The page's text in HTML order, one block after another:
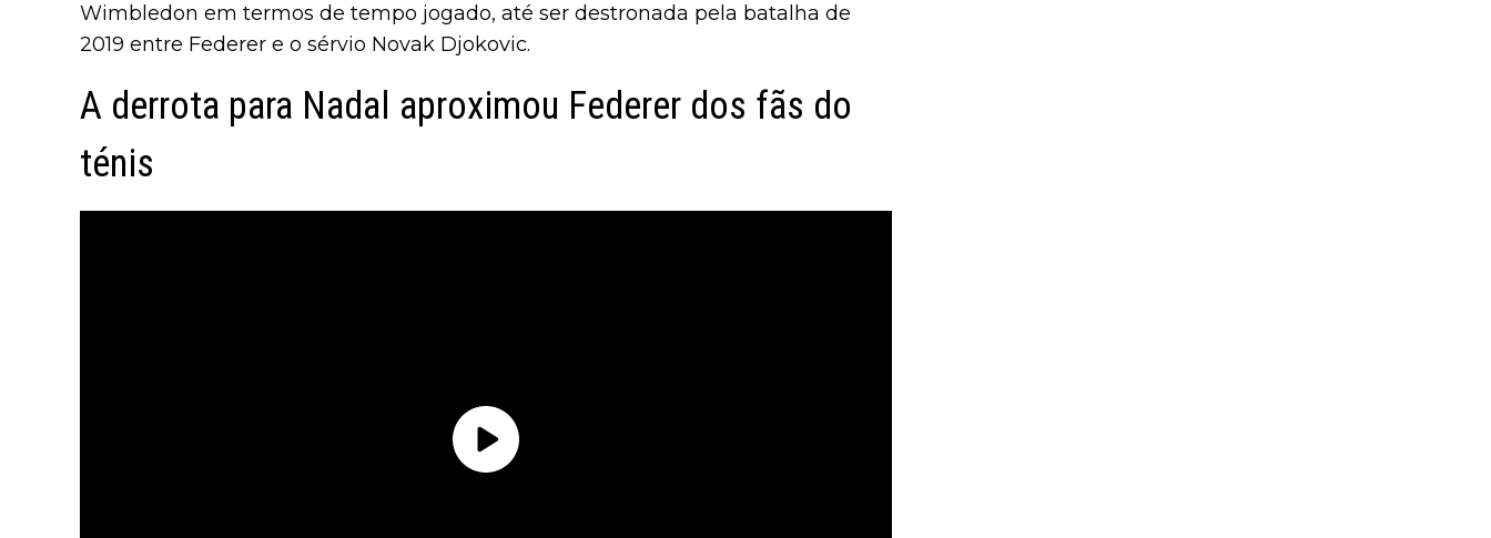
Wimbledon em termos de tempo jogado, até ser destronada pela batalha de
2019 entre Federer e o sérvio Novak Djokovic.
A derrota para Nadal aproximou Federer dos fãs do
ténis